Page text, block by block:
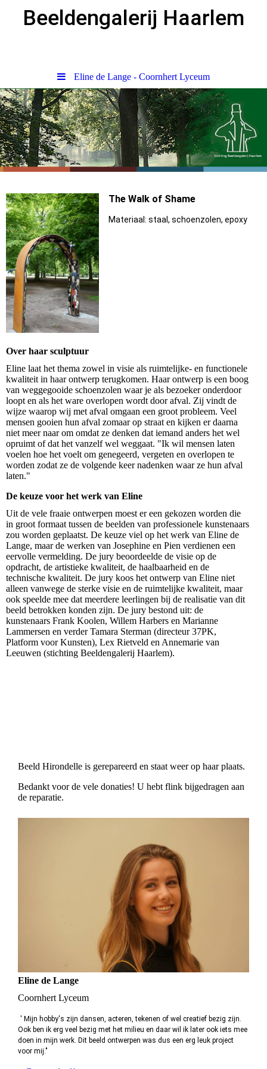
Beeldengalerij Haarlem
Eline de Lange - Coornhert Lyceum
The Walk of Shame
Materiaal: staal, schoenzolen, epoxy
Over haar sculptuur
Eline laat het thema zowel in visie als ruimtelijke- en functionele
kwaliteit in haar ontwerp terugkomen. Haar ontwerp is een boog
van weggegooide schoenzolen waar je als bezoeker onderdoor
loopt en als het ware overlopen wordt door afval. Zij vindt de
wijze waarop wij met afval omgaan een groot probleem. Veel
mensen gooien hun afval zomaar op straat en kijken er daarna
niet meer naar om omdat ze denken dat iemand anders het wel
opruimt of dat het vanzelf wel weggaat. "Ik wil mensen laten
voelen hoe het voelt om genegeerd, vergeten en overlopen te
worden zodat ze de volgende keer nadenken waar ze hun afval
laten."
De keuze voor het werk van Eline
Uit de vele fraaie ontwerpen moest er een gekozen worden die
in groot formaat tussen de beelden van professionele kunstenaars
zou worden geplaatst. De keuze viel op het werk van Eline de
Lange, maar de werken van Josephine en Pien verdienen een
eervolle vermelding. De jury beoordeelde de visie op de
opdracht, de artistieke kwaliteit, de haalbaarheid en de
technische kwaliteit. De jury koos het ontwerp van Eline niet
alleen vanwege de sterke visie en de ruimtelijke kwaliteit, maar
ook speelde mee dat meerdere leerlingen bij de realisatie van dit
beeld betrokken konden zijn. De jury bestond uit: de
kunstenaars Frank Koolen, Willem Harbers en Marianne
Lammersen en verder Tamara Sterman (directeur 37PK,
Platform voor Kunsten), Lex Rietveld en Annemarie van
Leeuwen (stichting Beeldengalerij Haarlem).
Beeld Hirondelle is gerepareerd en staat weer op haar plaats.
Bedankt voor de vele donaties! U hebt flink bijgedragen aan
de reparatie.
Eline de Lange
Coornhert Lyceum
' Mijn hobby's zijn dansen, acteren, tekenen of wel creatief bezig zijn.
Ook ben ik erg veel bezig met het milieu en daar wil ik later ook iets mee
doen in mijn werk. Dit beeld ontwerpen was dus een erg leuk project
voor mij."